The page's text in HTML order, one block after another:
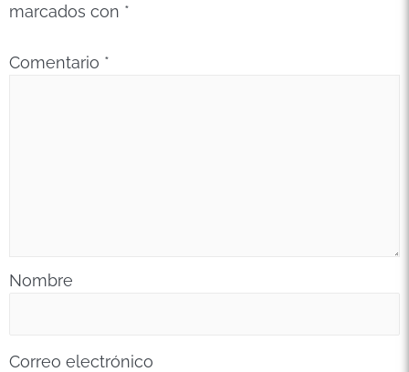
marcados con *
Comentario *
Nombre
Correo electrónico